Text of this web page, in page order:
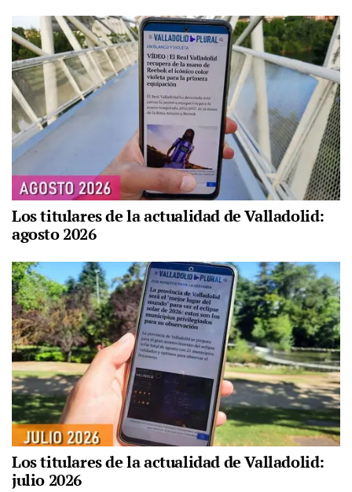
Los titulares de la actualidad de Valladolid:
agosto 2026
Los titulares de la actualidad de Valladolid:
julio 2026